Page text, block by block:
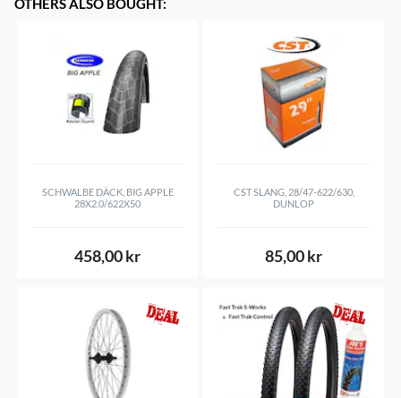
OTHERS ALSO BOUGHT:
SCHWALBE DÄCK, BIG APPLE
28X2.0/622X50
458,00 kr
CST SLANG, 28/47-622/630,
DUNLOP
85,00 kr